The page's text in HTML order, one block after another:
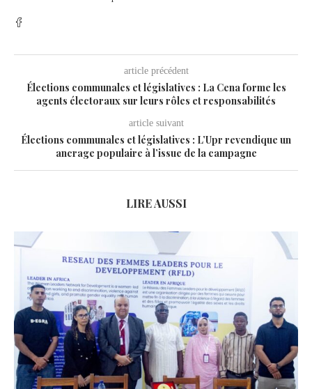
article précédent
Élections communales et législatives : La Cena forme les
agents électoraux sur leurs rôles et responsabilités
article suivant
Élections communales et législatives : L’Upr revendique un
ancrage populaire à l’issue de la campagne
LIRE AUSSI